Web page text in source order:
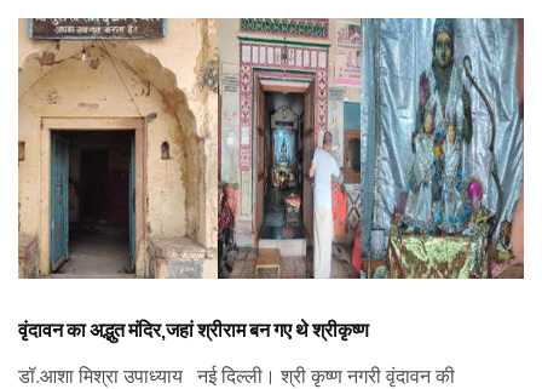
वृंदावन का अद्भुत मंदिर,जहां श्रीराम बन गए थे श्रीकृष्ण
डॉ.आशा मिश्रा उपाध्याय नई दिल्ली। श्री कृष्ण नगरी वृंदावन की